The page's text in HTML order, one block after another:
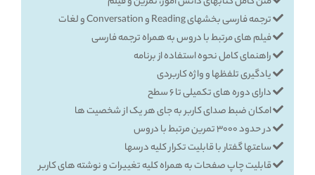
ترجمه فارسی بخشهای Reading و Conversation و لغات
فیلم های مرتبط با دروس به همراه ترجمه فارسی
راهنمای کامل نحوه استفاده از برنامه
یادگیری تلفظها و واژه کاربردی
دارای دوره های تکمیلی تا 6 سطح
امکان ضبط صدای کاربر به جای هر یک از شخصیت ها
در حدود 3000 تمرین مرتبط با دروس
ساعتها گفتار با قابلیت تکرار کلیه درسها
قابلیت چاپ صفحات به همراه کلیه تغییرات و نوشته های کاربر